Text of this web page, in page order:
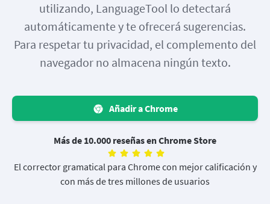
utilizando, LanguageTool lo detectará
automáticamente y te ofrecerá sugerencias.
Para respetar tu privacidad, el complemento del
navegador no almacena ningún texto.
Añadir a Chrome
Más de 10.000 reseñas en Chrome Store
El corrector gramatical para Chrome con mejor calificación y
con más de tres millones de usuarios